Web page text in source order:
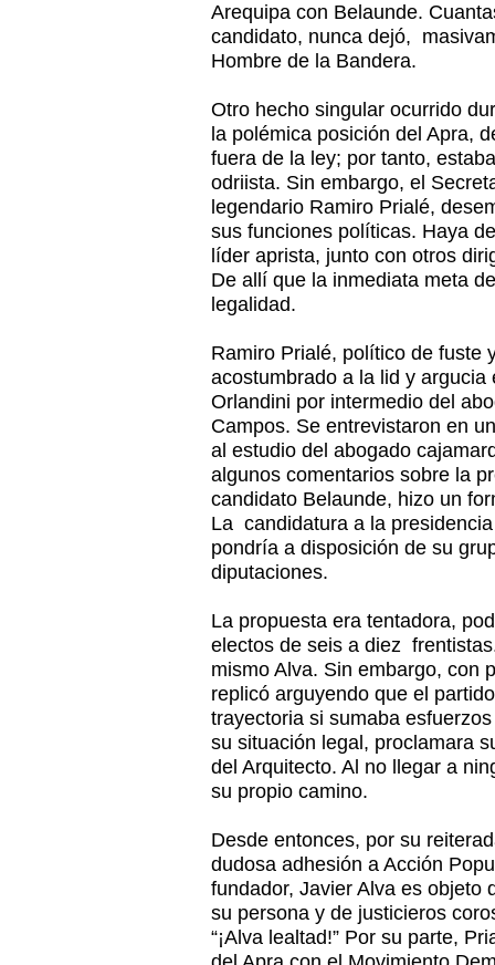
Arequipa con Belaunde.
candidato, nunca dejó,
Hombre de la Bandera.
Otro hecho singular ocurrido
la polémica posición del Apra,
fuera de la ley; por tanto,
odriista. Sin embargo, el
legendario Ramiro Prialé,
sus funciones políticas. Haya
líder aprista, junto con otros
De allí que la inmediata meta
legalidad.
Ramiro Prialé, político de fuste
acostumbrado a la lid y
Orlandini por intermedio del
Campos. Se entrevistaron en
al estudio del abogado
algunos comentarios sobre la
candidato Belaunde, hizo un
La candidatura a la
pondría a disposición de su
diputaciones.
La propuesta era tentadora,
electos de seis a diez
mismo Alva. Sin embargo, con
replicó arguyendo que el
trayectoria si sumaba
su situación legal, proclamara
del Arquitecto. Al no llegar a
su propio camino.
Desde entonces, por su
dudosa adhesión a Acción
fundador, Javier Alva es objeto
su persona y de justicieros
“¡Alva lealtad!” Por su parte,